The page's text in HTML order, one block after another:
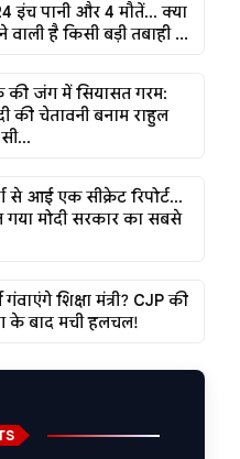
इंच पानी और 4 मौतें... क्या
है किसी बड़ी तबाही ...
की जंग में सियासत गरम:
की चेतावनी बनाम राहुल
से आई एक सीक्रेट रिपोर्ट...
मोदी सरकार का सबसे
गंवाएंगे शिक्षा मंत्री? CJP की
के बाद मची हलचल!